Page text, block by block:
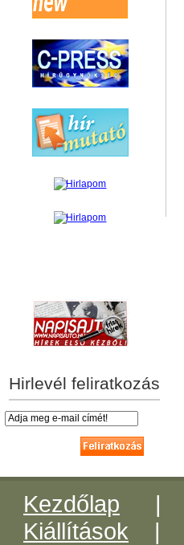
Hirlevél feliratkozás
Kezdőlap |
Kiállítások |